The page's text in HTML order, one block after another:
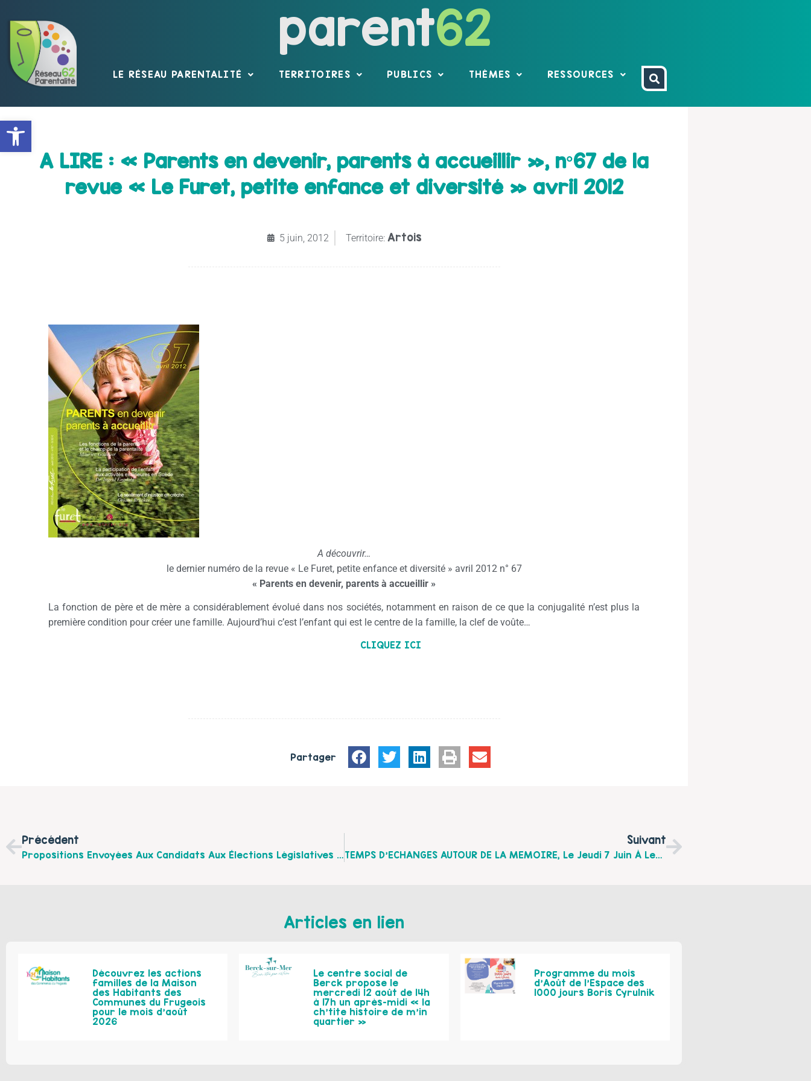
Ouvrir la barre d’outils
parent62
LE RÉSEAU PARENTALITÉ TERRITOIRES PUBLICS THÈMES RESSOURCES
A LIRE : « Parents en devenir, parents à accueillir », n°67 de la
revue « Le Furet, petite enfance et diversité » avril 2012
5 juin, 2012 Territoire: Artois
A découvrir…
le dernier numéro de la revue « Le Furet, petite enfance et diversité » avril 2012 n° 67
« Parents en devenir, parents à accueillir »
La fonction de père et de mère a considérablement évolué dans nos sociétés, notamment en raison de ce que la conjugalité n’est plus la
première condition pour créer une famille. Aujourd’hui c’est l’enfant qui est le centre de la famille, la clef de voûte…
CLIQUEZ ICI
Partager
Précédent
Propositions Envoyées Aux Candidats Aux Élections Législatives Par Le COLLECTIF « PETITE ENFANCE 59/62 QUALITE D’ACCUEIL POUR TOUS»
Suivant
TEMPS D'ECHANGES AUTOUR DE LA MEMOIRE, Le Jeudi 7 Juin À Lens
Articles en lien
Découvrez les actions
familles de la Maison
des Habitants des
Communes du Frugeois
pour le mois d’août
2026
Le centre social de
Berck propose le
mercredi 12 août de 14h
à 17h un après-midi « la
ch’tite histoire de m’in
quartier »
Programme du mois
d’Août de l’Espace des
1000 jours Boris Cyrulnik